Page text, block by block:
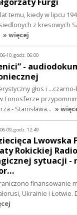
temu, kiedy w lipcu
z kresowych
» więcej
10, godz. 06:00
-
głos i ...czarno-
Fonosferze
- Stanisława… »
09, godz. 12:49
Lwowska
Rokickiej
sytuacji -
finansowanie
Ukrainie i Łotwie.